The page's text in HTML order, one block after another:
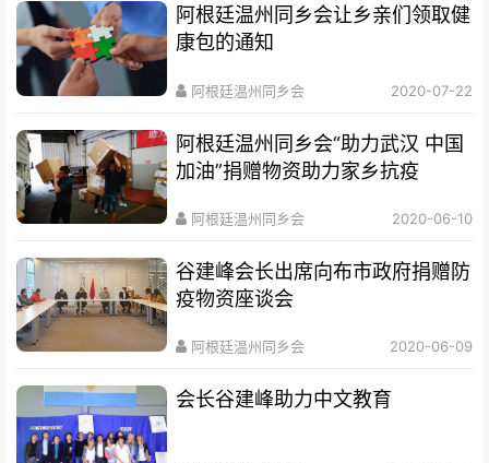
阿根廷温州同乡会让乡亲们领取健
康包的通知
阿根廷温州同乡会 2020-07-22
阿根廷温州同乡会“助力武汉 中国
加油”捐赠物资助力家乡抗疫
阿根廷温州同乡会 2020-06-10
谷建峰会长出席向布市政府捐赠防
疫物资座谈会
阿根廷温州同乡会 2020-06-09
会长谷建峰助力中文教育